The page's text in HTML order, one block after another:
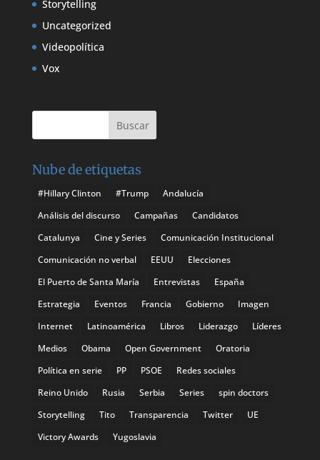
Storytelling
Uncategorized
Videopolítica
Vox
Nube de etiquetas
#Hillary Clinton #Trump
Andalucía
Análisis del discurso
Campañas
Candidatos
Catalunya
Cine y Series
Comunicación Institucional
Comunicación no verbal
EEUU
Elecciones
El Puerto de Santa María
Entrevistas
España
Estrategia
Eventos Francia Gobierno
Imagen
Internet
Latinoamérica Libros Liderazgo
Líderes
Medios
Obama Open Government
Oratoria
Política en serie
PP PSOE
Redes sociales
Reino Unido
Rusia Serbia Series
spin doctors
Storytelling
Tito Transparencia Twitter
UE
Victory Awards
Yugoslavia